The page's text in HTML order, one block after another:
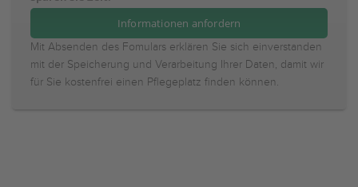
Mit Absenden des Fomulars erklären Sie sich einverstanden
mit der Speicherung und Verarbeitung Ihrer Daten, damit wir
für Sie kostenfrei einen Pflegeplatz finden können.